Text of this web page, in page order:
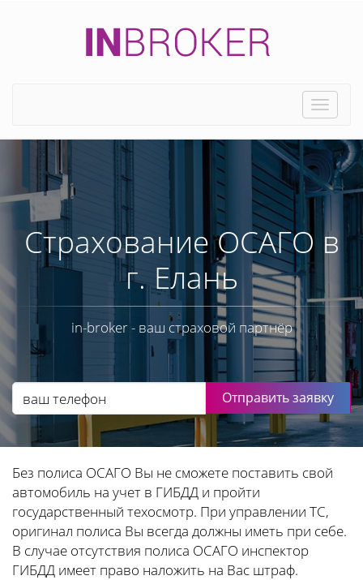
Toggle
Страхование ОСАГО в
г. Елань
in-broker - ваш страховой партнёр
Отправить заявку
Без полиса ОСАГО Вы не сможете поставить свой
автомобиль на учет в ГИБДД и пройти
государственный техосмотр. При управлении ТС,
оригинал полиса Вы всегда должны иметь при себе.
В случае отсутствия полиса ОСАГО инспектор
ГИБДД имеет право наложить на Вас штраф.